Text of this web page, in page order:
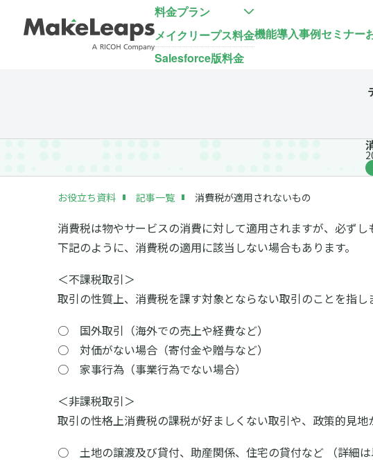
料金プラン
メイクリープス料金
Salesforce版料金
機能導入事例セミナー
お役立ち資料 記事一覧 消費税が適用されないもの
消費税は物やサービスの消費に対して適用されますが、必ず
下記のように、消費税の適用に該当しない場合もあります。
＜不課税取引＞
取引の性質上、消費税を課す対象とならない取引のことを指
○ 国外取引（海外での売上や経費など）
○ 対価がない場合（寄付金や贈与など）
○ 家事行為（事業行為でない場合）
＜非課税取引＞
取引の性格上消費税の課税が好ましくない取引や、政策的見地
○ 土地の譲渡及び貸付、助産関係、住宅の貸付など （詳細は